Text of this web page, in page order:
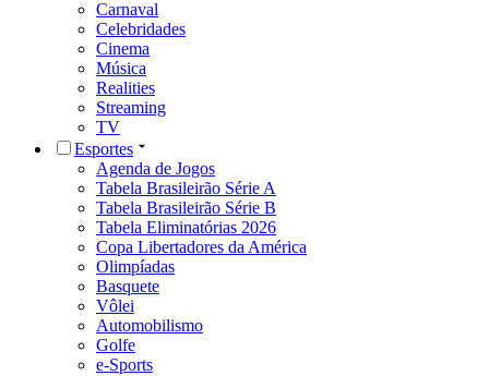
Carnaval
Celebridades
Cinema
Música
Realities
Streaming
TV
Esportes
Agenda de Jogos
Tabela Brasileirão Série A
Tabela Brasileirão Série B
Tabela Eliminatórias 2026
Copa Libertadores da América
Olimpíadas
Basquete
Vôlei
Automobilismo
Golfe
e-Sports